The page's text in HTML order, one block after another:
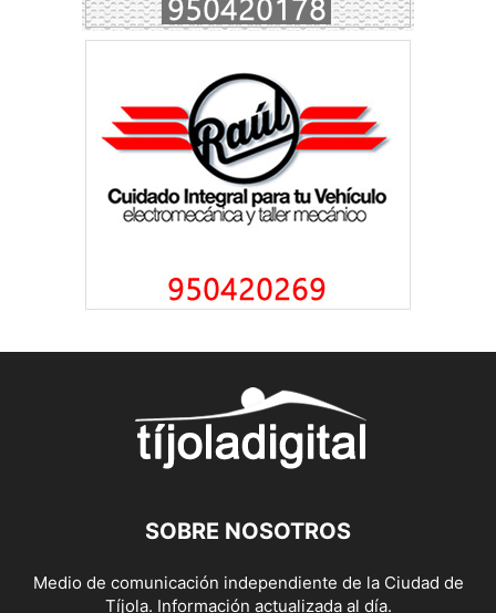
SOBRE NOSOTROS
Medio de comunicación independiente de la Ciudad de
Tíjola. Información actualizada al día.